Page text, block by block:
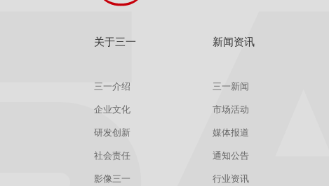
关于三一
三一介绍
企业文化
研发创新
社会责任
影像三一
新闻资讯
三一新闻
市场活动
媒体报道
通知公告
行业资讯